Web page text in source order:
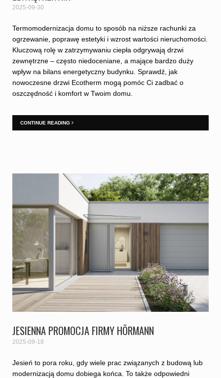
2025-09-30
Termomodernizacja domu to sposób na niższe rachunki za
ogrzewanie, poprawę estetyki i wzrost wartości nieruchomości.
Kluczową rolę w zatrzymywaniu ciepła odgrywają drzwi
zewnętrzne – często niedoceniane, a mające bardzo duży
wpływ na bilans energetyczny budynku. Sprawdź, jak
nowoczesne drzwi Ecotherm mogą pomóc Ci zadbać o
oszczędność i komfort w Twoim domu.
CONTINUE READING
JESIENNA PROMOCJA FIRMY HÖRMANN
2025-09-18
Jesień to pora roku, gdy wiele prac związanych z budową lub
modernizacją domu dobiega końca. To także odpowiedni